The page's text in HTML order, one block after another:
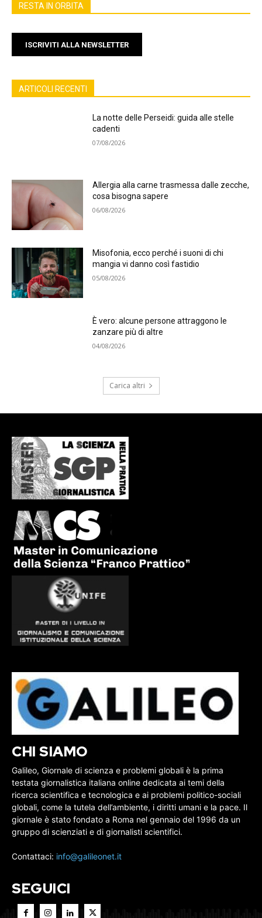
RESTA IN ORBITA
ISCRIVITI ALLA NEWSLETTER
ARTICOLI RECENTI
La notte delle Perseidi: guida alle stelle
cadenti
07/08/2026
Allergia alla carne trasmessa dalle zecche,
cosa bisogna sapere
06/08/2026
Misofonia, ecco perché i suoni di chi
mangia vi danno così fastidio
05/08/2026
È vero: alcune persone attraggono le
zanzare più di altre
04/08/2026
Carica altri
CHI SIAMO
Galileo, Giornale di scienza e problemi globali è la prima
testata giornalistica italiana online dedicata ai temi della
ricerca scientifica e tecnologica e ai problemi politico-sociali
globali, come la tutela dell’ambiente, i diritti umani e la pace. Il
giornale è stato fondato a Roma nel gennaio del 1996 da un
gruppo di scienziati e di giornalisti scientifici.
Contattaci: info@galileonet.it
SEGUICI